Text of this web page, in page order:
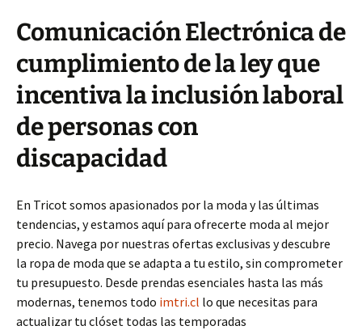
Comunicación Electrónica de
cumplimiento de la ley que
incentiva la inclusión laboral
de personas con
discapacidad
En Tricot somos apasionados por la moda y las últimas
tendencias, y estamos aquí para ofrecerte moda al mejor
precio. Navega por nuestras ofertas exclusivas y descubre
la ropa de moda que se adapta a tu estilo, sin comprometer
tu presupuesto. Desde prendas esenciales hasta las más
modernas, tenemos todo imtri.cl lo que necesitas para
actualizar tu clóset todas las temporadas